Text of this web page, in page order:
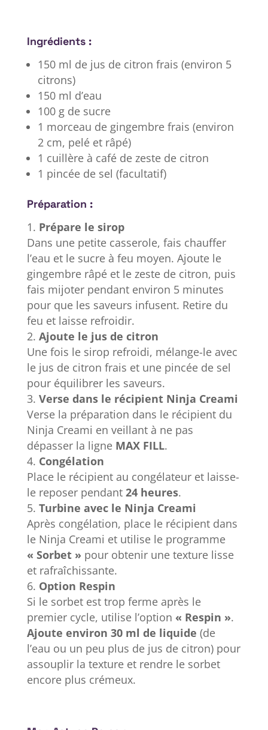
Ingrédients :
150 ml de jus de citron frais (environ 5
citrons)
150 ml d’eau
100 g de sucre
1 morceau de gingembre frais (environ
2 cm, pelé et râpé)
1 cuillère à café de zeste de citron
1 pincée de sel (facultatif)
Préparation :
Prépare le sirop
Dans une petite casserole, fais chauffer
l’eau et le sucre à feu moyen. Ajoute le
gingembre râpé et le zeste de citron, puis
fais mijoter pendant environ 5 minutes
pour que les saveurs infusent. Retire du
feu et laisse refroidir.
Ajoute le jus de citron
Une fois le sirop refroidi, mélange-le avec
le jus de citron frais et une pincée de sel
pour équilibrer les saveurs.
Verse dans le récipient Ninja Creami
Verse la préparation dans le récipient du
Ninja Creami en veillant à ne pas
dépasser la ligne MAX FILL.
Congélation
Place le récipient au congélateur et laisse-
le reposer pendant 24 heures.
Turbine avec le Ninja Creami
Après congélation, place le récipient dans
le Ninja Creami et utilise le programme
« Sorbet » pour obtenir une texture lisse
et rafraîchissante.
Option Respin
Si le sorbet est trop ferme après le
premier cycle, utilise l’option « Respin ».
Ajoute environ 30 ml de liquide (de
l’eau ou un peu plus de jus de citron) pour
assouplir la texture et rendre le sorbet
encore plus crémeux.